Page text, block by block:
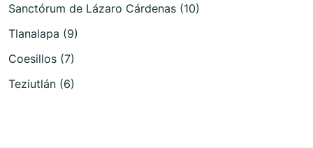
Sanctórum de Lázaro Cárdenas (10)
Tlanalapa (9)
Coesillos (7)
Teziutlán (6)